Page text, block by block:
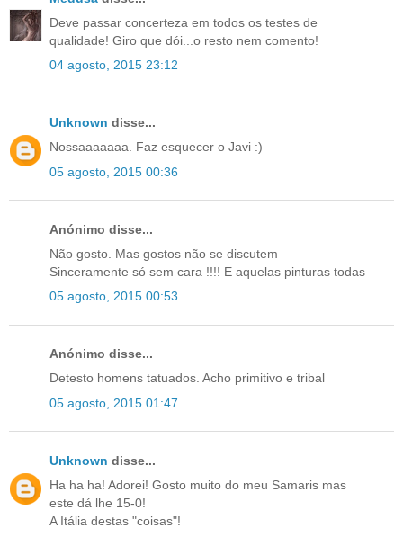
Deve passar concerteza em todos os testes de
qualidade! Giro que dói...o resto nem comento!
04 agosto, 2015 23:12
Unknown disse...
Nossaaaaaaa. Faz esquecer o Javi :)
05 agosto, 2015 00:36
Anónimo disse...
Não gosto. Mas gostos não se discutem
Sinceramente só sem cara !!!! E aquelas pinturas todas
05 agosto, 2015 00:53
Anónimo disse...
Detesto homens tatuados. Acho primitivo e tribal
05 agosto, 2015 01:47
Unknown disse...
Ha ha ha! Adorei! Gosto muito do meu Samaris mas
este dá lhe 15-0!
A Itália destas "coisas"!